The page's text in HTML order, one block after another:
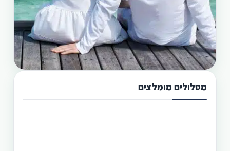
מסלולים מומלצים